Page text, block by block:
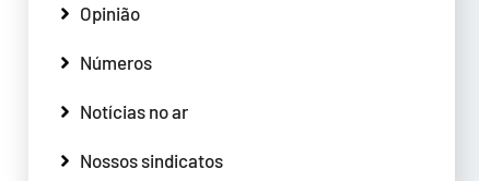
Opinião
Números
Notícias no ar
Nossos sindicatos